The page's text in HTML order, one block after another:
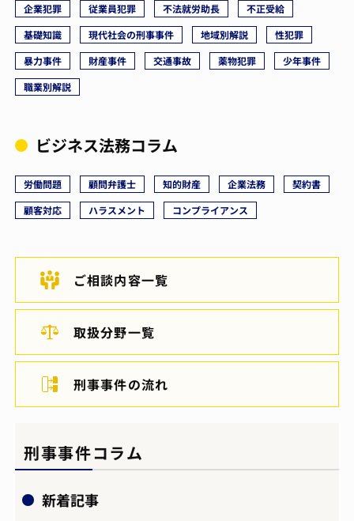
企業犯罪 従業員犯罪 不法就労助長
不正受給
基礎知識
現代社会の刑事事件 地域別解説
性犯罪
暴力事件
財産事件 交通事故 薬物犯罪
少年事件
職業別解説
ビジネス法務コラム
労働問題 顧問弁護士 知的財産 企業法務
契約書
顧客対応
ハラスメント コンプライアンス
ご相談内容一覧
取扱分野一覧
刑事事件の流れ
刑事事件コラム
新着記事